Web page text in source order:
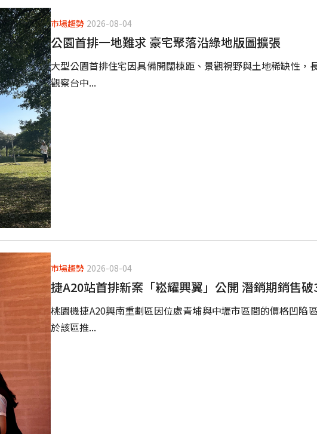
市場趨勢 2026-08-04
公園首排一地難求 豪宅聚落沿綠地版圖擴張
大型公園首排住宅因具備開闊棟距、景觀視野與土地稀缺性，
觀察台中...
市場趨勢 2026-08-04
捷A20站首排新案「崧耀興翼」公開 潛銷期銷售破
桃園機捷A20興南重劃區因位處青埔與中壢市區間的價格凹陷
於該區推...